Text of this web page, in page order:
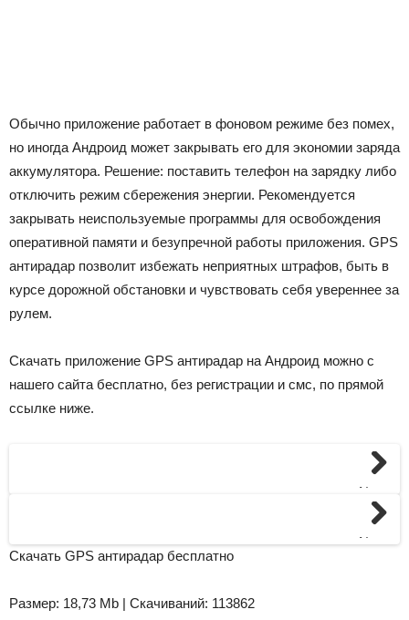
Обычно приложение работает в фоновом режиме без помех,
но иногда Андроид может закрывать его для экономии заряда
аккумулятора. Решение: поставить телефон на зарядку либо
отключить режим сбережения энергии. Рекомендуется
закрывать неиспользуемые программы для освобождения
оперативной памяти и безупречной работы приложения. GPS
антирадар позволит избежать неприятных штрафов, быть в
курсе дорожной обстановки и чувствовать себя увереннее за
рулем.
Скачать приложение GPS антирадар на Андроид можно с
нашего сайта бесплатно, без регистрации и смс, по прямой
ссылке ниже.
Next
Next
Скачать GPS антирадар бесплатно
Размер: 18,73 Mb | Скачиваний: 113862